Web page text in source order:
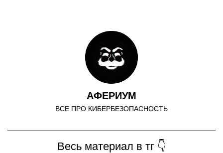
АФЕРИУМ
ВСЕ ПРО КИБЕРБЕЗОПАСНОСТЬ
Весь материал в тг 👇